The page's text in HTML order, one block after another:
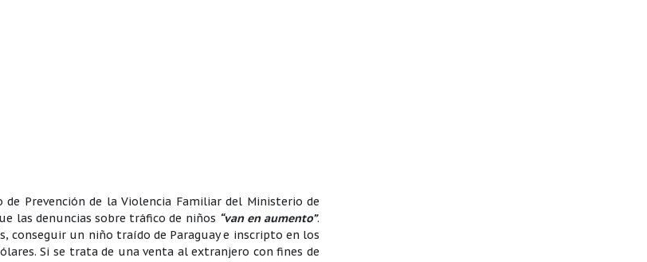
Prevención de la Violencia Familiar del Ministerio de
las denuncias sobre tráfico de niños “van en aumento”.
conseguir un niño traído de Paraguay e inscripto en los
Si se trata de una venta al extranjero con fines de